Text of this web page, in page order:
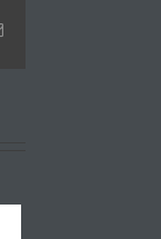
Email